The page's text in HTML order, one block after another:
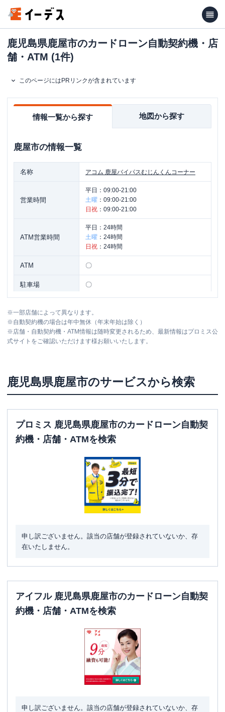
鹿児島県鹿屋市のカードローン自動契約機・店
舗・ATM (1件)
このページにはPRリンクが含まれています
情報一覧から探す 地図から探す
鹿屋市の情報一覧
名称 アコム 鹿屋バイパスむじんくんコーナー
営業時間
平日： 09:00-21:00
土曜 ： 09:00-21:00
日祝 ： 09:00-21:00
ATM営業時間
平日： 24時間
土曜 ： 24時間
日祝 ： 24時間
ATM 〇
駐車場 〇
※一部店舗によって異なります。
※自動契約機の場合は年中無休（年末年始は除く）
※店舗・自動契約機・ATM情報は随時変更されるため、最新情報はプロミス公
式サイトをご確認いただけます様お願いいたします。
鹿児島県鹿屋市のサービスから検索
プロミス 鹿児島県鹿屋市のカードローン自動契
約機・店舗・ATMを検索
申し訳ございません。該当の店舗が登録されていないか、存
在いたしません。
アイフル 鹿児島県鹿屋市のカードローン自動契
約機・店舗・ATMを検索
申し訳ございません。該当の店舗が登録されていないか、存